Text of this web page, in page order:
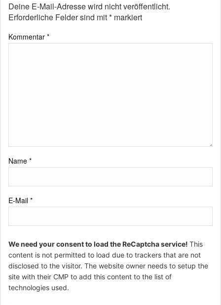
Deine E-Mail-Adresse wird nicht veröffentlicht.
Erforderliche Felder sind mit* markiert
Kommentar *
Name *
E-Mail *
We need your consent to load the ReCaptcha service! This
content is not permitted to load due to trackers that are not
disclosed to the visitor. The website owner needs to setup the
site with their CMP to add this content to the list of
technologies used.